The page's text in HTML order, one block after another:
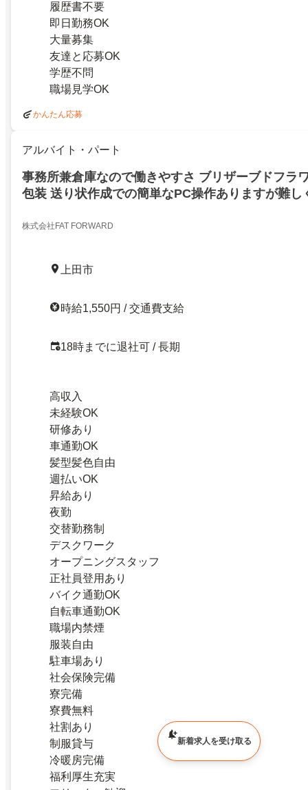
履歴書不要
即日勤務OK
大量募集
友達と応募OK
学歴不問
職場見学OK
かんたん応募
アルバイト・パート
事務所兼倉庫なので働きやすさ ブリザーブドフラ
包装 送り状作成での簡単なPC操作ありますが難し
株式会社FAT FORWARD
上田市
時給1,550円 / 交通費支給
18時までに退社可 / 長期
高収入
未経験OK
研修あり
車通勤OK
髪型髪色自由
週払いOK
昇給あり
夜勤
交替勤務制
デスクワーク
オープニングスタッフ
正社員登用あり
バイク通勤OK
自転車通勤OK
職場内禁煙
服装自由
駐車場あり
社会保険完備
寮完備
寮費無料
社割あり
制服貸与
冷暖房完備
福利厚生充実
新着求人を受け取る